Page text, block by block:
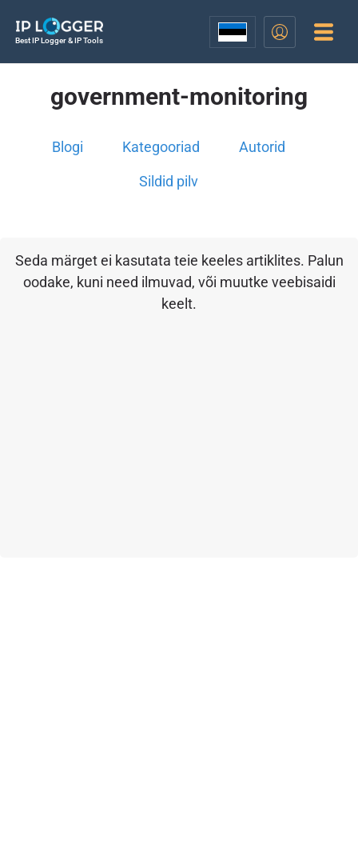
Best IP Logger & IP Tools
government-monitoring
Blogi Kategooriad Autorid
Sildid pilv